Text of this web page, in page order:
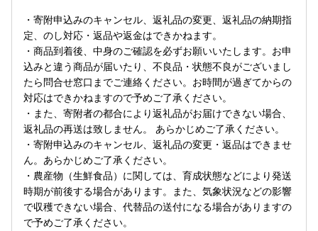
・寄附申込みのキャンセル、返礼品の変更、返礼品の納期指
定、のし対応・返品や返金はできかねます。
・商品到着後、中身のご確認を必ずお願いいたします。お申
込みと違う商品が届いたり、不良品・状態不良がございまし
たら問合せ窓口までご連絡ください。お時間が過ぎてからの
対応はできかねますので予めご了承ください。
・また、寄附者の都合により返礼品がお届けできない場合、
返礼品の再送は致しません。 あらかじめご了承ください。
・寄附申込みのキャンセル、返礼品の変更・返品はできませ
ん。あらかじめご了承ください。
・農産物（生鮮食品）に関しては、育成状態などにより発送
時期が前後する場合があります。また、気象状況などの影響
で収穫できない場合、代替品の送付になる場合がありますの
で予めご了承ください。